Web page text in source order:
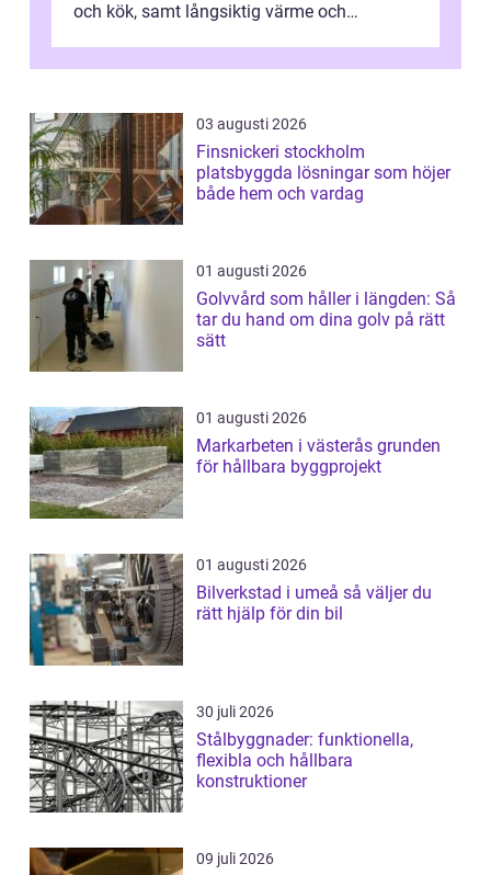
och kök, samt långsiktig värme och
03 augusti 2026
Finsnickeri stockholm
platsbyggda lösningar som höjer
både hem och vardag
01 augusti 2026
Golvvård som håller i längden: Så
tar du hand om dina golv på rätt
sätt
01 augusti 2026
Markarbeten i västerås grunden
för hållbara byggprojekt
01 augusti 2026
Bilverkstad i umeå så väljer du
rätt hjälp för din bil
30 juli 2026
Stålbyggnader: funktionella,
flexibla och hållbara
konstruktioner
09 juli 2026